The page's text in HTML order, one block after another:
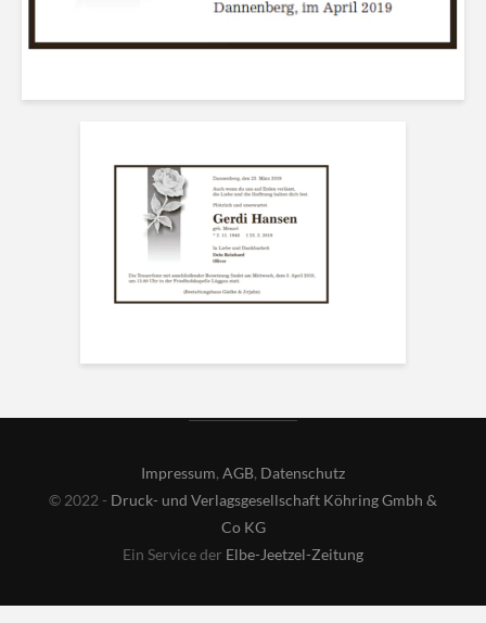
Impressum, AGB, Datenschutz
© 2022 - Druck- und Verlagsgesellschaft Köhring Gmbh &
Co KG
Ein Service der Elbe-Jeetzel-Zeitung